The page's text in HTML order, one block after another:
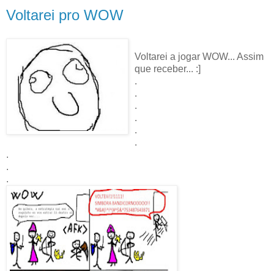
Voltarei pro WOW
Voltarei a jogar WOW... Assim
que receber... :]
.
.
.
.
.
.
.
.
.